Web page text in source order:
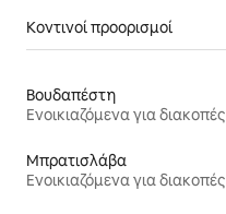
Κοντινοί προορισμοί
Βουδαπέστη
Ενοικιαζόμενα για διακοπές
Μπρατισλάβα
Ενοικιαζόμενα για διακοπές